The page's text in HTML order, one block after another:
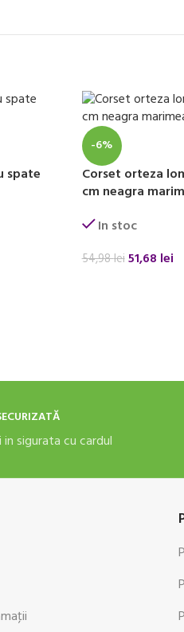
spate
-6%
Corset orteza
cm neagra
In stoc
54,98lei51,68 lei
sigurata cu cardul